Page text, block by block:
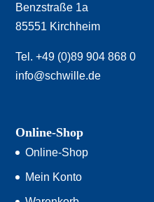
Benzstraße 1a
85551 Kirchheim
Tel. +49 (0)89 904 868 0
info@schwille.de
Online-Shop
Online-Shop
Mein Konto